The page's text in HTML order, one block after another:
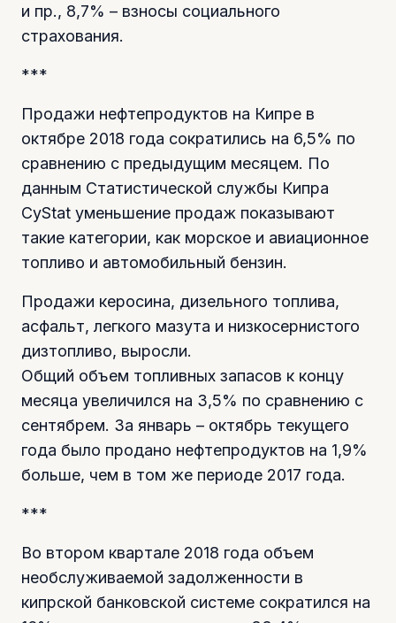
и пр., 8,7% – взносы социального
страхования.
***
Продажи нефтепродуктов на Кипре в
октябре 2018 года сократились на 6,5% по
сравнению с предыдущим месяцем. По
данным Статистической службы Кипра
CyStat уменьшение продаж показывают
такие категории, как морское и авиационное
топливо и автомобильный бензин.
Продажи керосина, дизельного топлива,
асфальт, легкого мазута и низкосернистого
дизтопливо, выросли.
Общий объем топливных запасов к концу
месяца увеличился на 3,5% по сравнению с
сентябрем. За январь – октябрь текущего
года было продано нефтепродуктов на 1,9%
больше, чем в том же периоде 2017 года.
***
Во втором квартале 2018 года объем
необслуживаемой задолженности в
кипрской банковской системе сократился на